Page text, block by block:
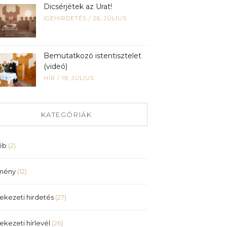
Dicsérjétek az Urat!
IGEHIRDETÉS / 26, JÚLIUS
Bemutatkozó istentisztelet
(videó)
HÍR / 19, JÚLIUS
KATEGÓRIÁK
(2)
(12)
hirdetés (27)
hírlevél (26)